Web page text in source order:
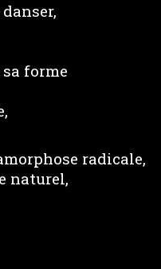
forme
radicale,
naturel,